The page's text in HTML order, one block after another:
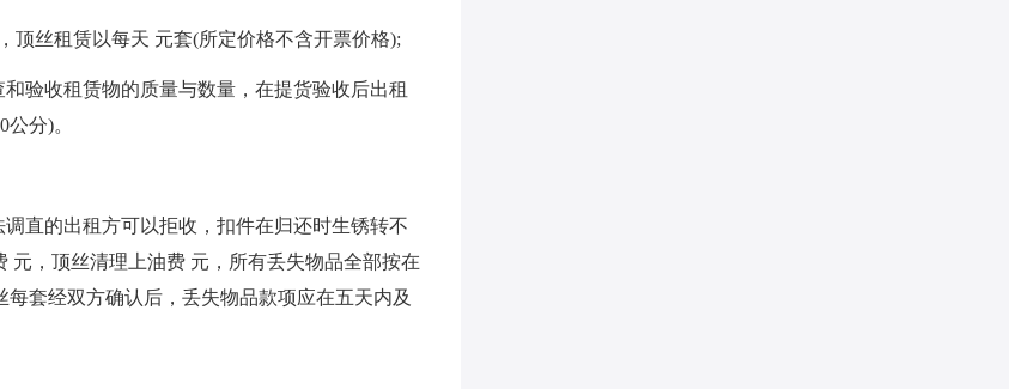
顶丝租赁以每天 元套(所定价格不含开票价格);
验收租赁物的质量与数量，在提货验收后出租
分)。
直的出租方可以拒收，扣件在归还时生锈转不
，顶丝清理上油费 元，所有丢失物品全部按在
套经双方确认后，丢失物品款项应在五天内及